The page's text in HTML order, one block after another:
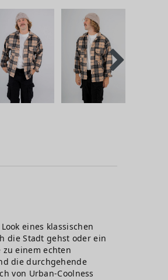
eines klassischen
die Stadt gehst oder ein
einem echten
die durchgehende
von Urban-Coolness